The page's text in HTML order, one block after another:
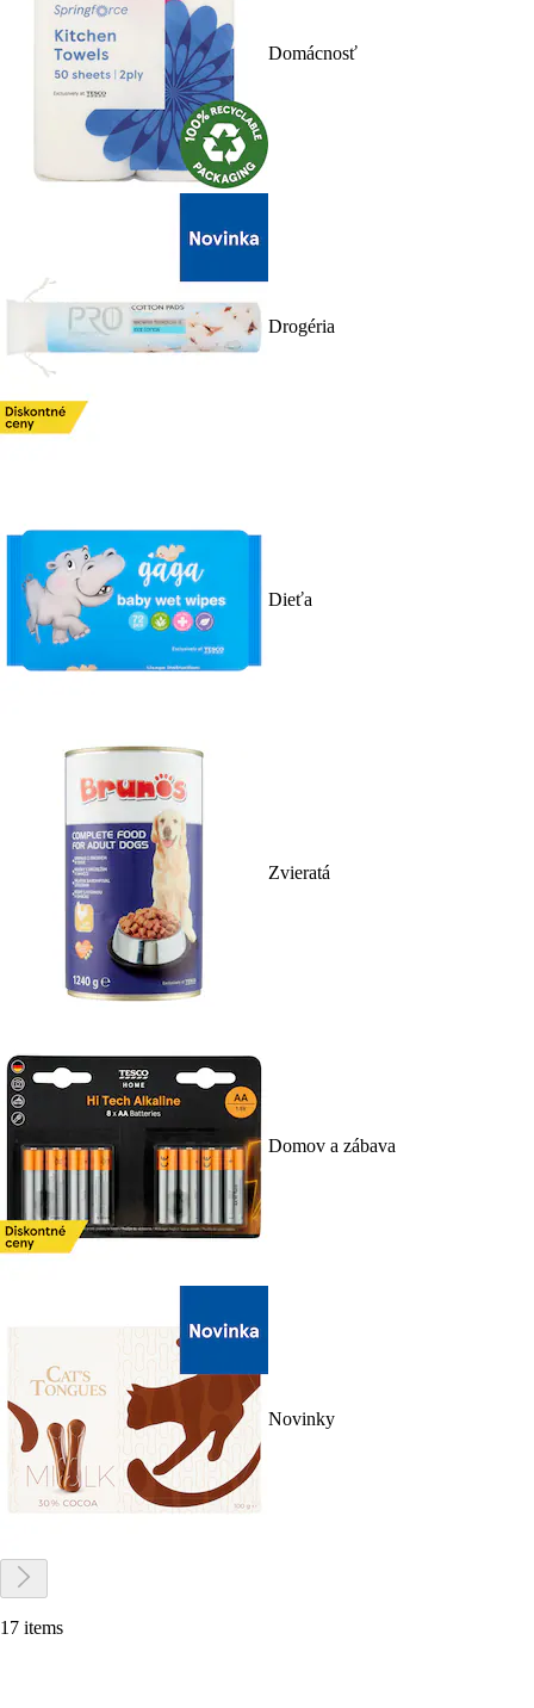
Domácnosť
Drogéria
Dieťa
Zvieratá
Domov a zábava
Novinky
17 items